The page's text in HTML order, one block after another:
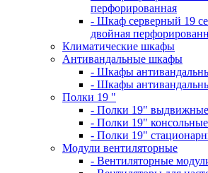
перфорированная
- Шкаф серверный 19
двойная
Климатические шкафы
Антивандальные шкафы
- Шкафы
- Шкафы
Полки 19 "
- Полки 19" выдвижные
- Полки 19" консольные
- Полки 19"
Модули вентиляторные
- Вентиляторные